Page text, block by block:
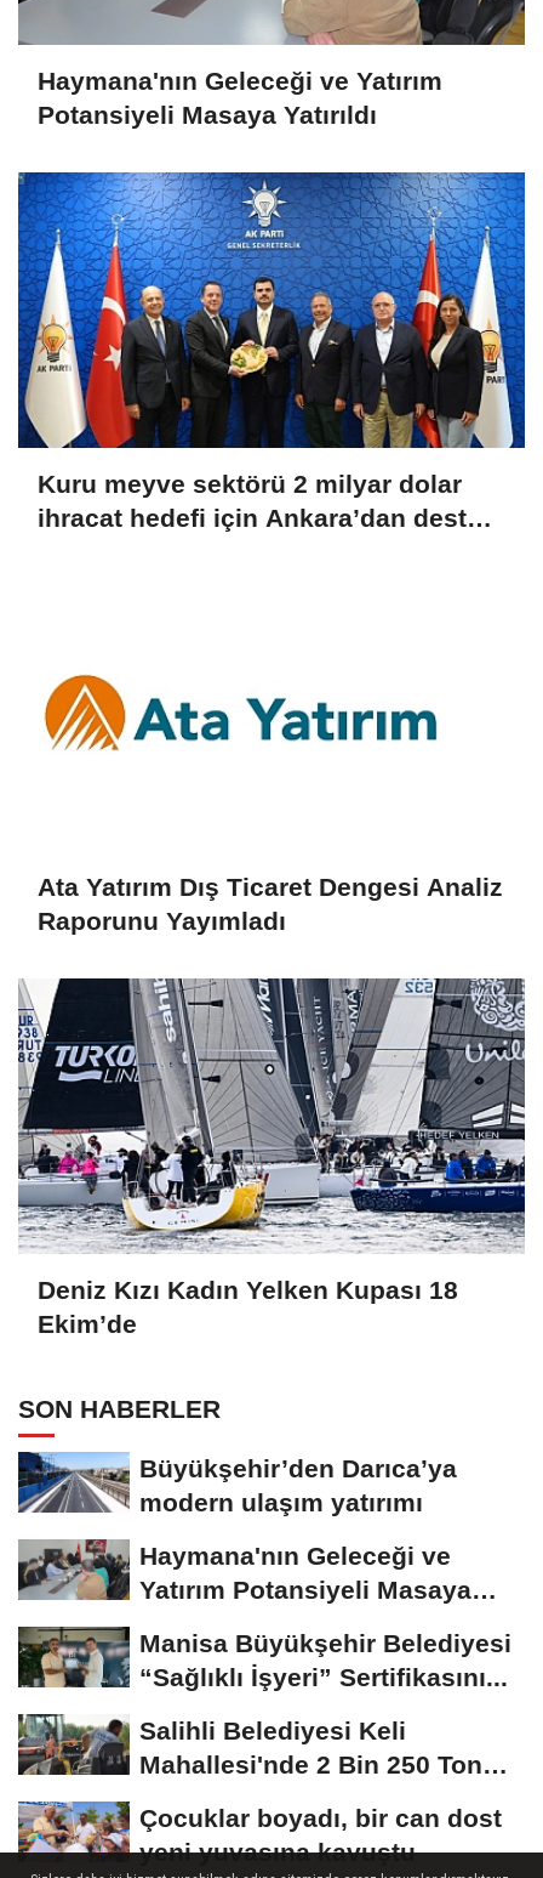
Haymana'nın Geleceği ve Yatırım
Potansiyeli Masaya Yatırıldı
Kuru meyve sektörü 2 milyar dolar
ihracat hedefi için Ankara’dan destek
Ata Yatırım Dış Ticaret Dengesi Analiz
Raporunu Yayımladı
Deniz Kızı Kadın Yelken Kupası 18
Ekim’de
SON HABERLER
Büyükşehir’den Darıca’ya
modern ulaşım yatırımı
Haymana'nın Geleceği ve
Yatırım Potansiyeli Masaya
Manisa Büyükşehir Belediyesi
“Sağlıklı İşyeri” Sertifikasını...
Salihli Belediyesi Keli
Mahallesi'nde 2 Bin 250 Ton
Çocuklar boyadı, bir can dost
yeni yuvasına kavuştu